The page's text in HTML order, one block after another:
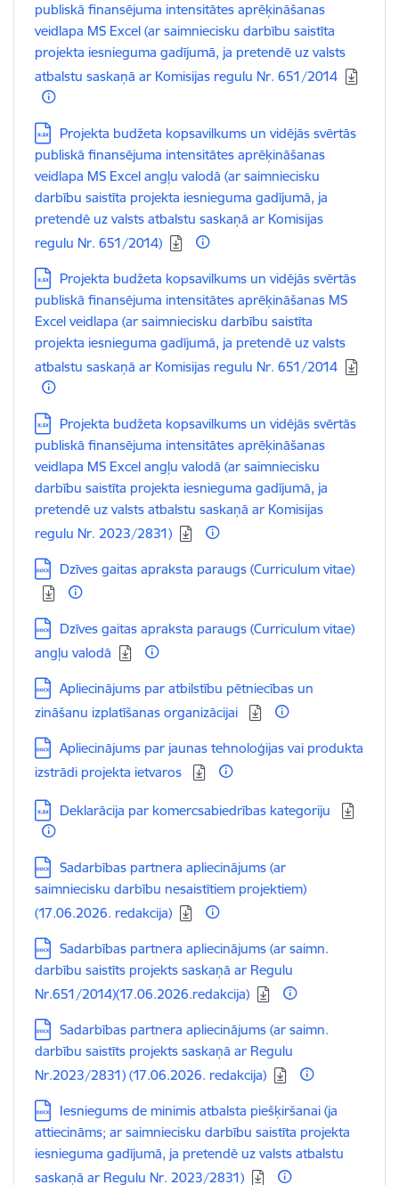
publiskā finansējuma intensitātes aprēķināšanas
veidlapa MS Excel (ar saimniecisku darbību saistīta
projekta iesnieguma gadījumā, ja pretendē uz valsts
atbalstu saskaņā ar Komisijas regulu Nr. 651/2014
Lejupielādēt:
Projekta budžeta kopsavilkums un vidējās svērtās
publiskā finansējuma intensitātes aprēķināšanas
veidlapa MS Excel angļu valodā (ar saimniecisku
darbību saistīta projekta iesnieguma gadījumā, ja
pretendē uz valsts atbalstu saskaņā ar Komisijas
regulu Nr. 651/2014)
Lejupielādēt:
Projekta budžeta kopsavilkums un vidējās svērtās
publiskā finansējuma intensitātes aprēķināšanas MS
Excel veidlapa (ar saimniecisku darbību saistīta
projekta iesnieguma gadījumā, ja pretendē uz valsts
atbalstu saskaņā ar Komisijas regulu Nr. 651/2014
Lejupielādēt:
Projekta budžeta kopsavilkums un vidējās svērtās
publiskā finansējuma intensitātes aprēķināšanas
veidlapa MS Excel angļu valodā (ar saimniecisku
darbību saistīta projekta iesnieguma gadījumā, ja
pretendē uz valsts atbalstu saskaņā ar Komisijas
regulu Nr. 2023/2831)
Lejupielādēt:
Dzīves gaitas apraksta paraugs (Curriculum vitae)
Lejupielādēt:
Dzīves gaitas apraksta paraugs (Curriculum vitae)
angļu valodā
Lejupielādēt:
Apliecinājums par atbilstību pētniecības un
zināšanu izplatīšanas organizācijai
Lejupielādēt:
Apliecinājums par jaunas tehnoloģijas vai produkta
izstrādi projekta ietvaros
Lejupielādēt:
Deklarācija par komercsabiedrības kategoriju
Lejupielādēt:
Sadarbības partnera apliecinājums (ar
saimniecisku darbību nesaistītiem projektiem)
(17.06.2026. redakcija)
Lejupielādēt:
Sadarbības partnera apliecinājums (ar saimn.
darbību saistīts projekts saskaņā ar Regulu
Nr.651/2014)(17.06.2026.redakcija)
Lejupielādēt:
Sadarbības partnera apliecinājums (ar saimn.
darbību saistīts projekts saskaņā ar Regulu
Nr.2023/2831) (17.06.2026. redakcija)
Lejupielādēt:
Iesniegums de minimis atbalsta piešķiršanai (ja
attiecināms; ar saimniecisku darbību saistīta projekta
iesnieguma gadījumā, ja pretendē uz valsts atbalstu
saskaņā ar Regulu Nr. 2023/2831)